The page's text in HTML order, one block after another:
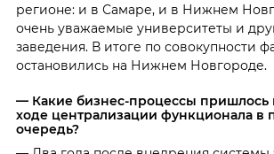
регионе: и в Самаре, и в Нижнем
очень уважаемые университеты и
заведения. В итоге по совокупности
остановились на Нижнем Новгороде.
— Какие бизнес-процессы пришлось
ходе централизации функционала в
очередь?